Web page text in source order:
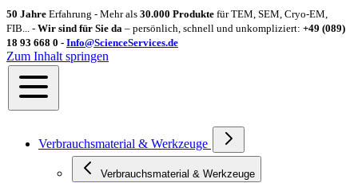
50 Jahre Erfahrung - Mehr als 30.000 Produkte für TEM, SEM, Cryo-EM,
FIB... - Wir sind für Sie da – persönlich, schnell und unkompliziert: +49 (089)
18 93 668 0 - Info@ScienceServices.de
Zum Inhalt springen
Verbrauchsmaterial & Werkzeuge
Verbrauchsmaterial & Werkzeuge